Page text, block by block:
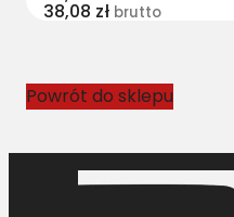
38,08 zł brutto
Powrót do sklepu